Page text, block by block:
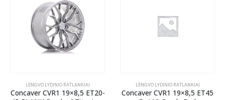
LENGVO LYDINIO RATLANKIAI
Concaver CVR1 19×8,5 ET20-
LENGVO LYDINIO RATLANKIAI
Concaver CVR1 19×8,5 ET45